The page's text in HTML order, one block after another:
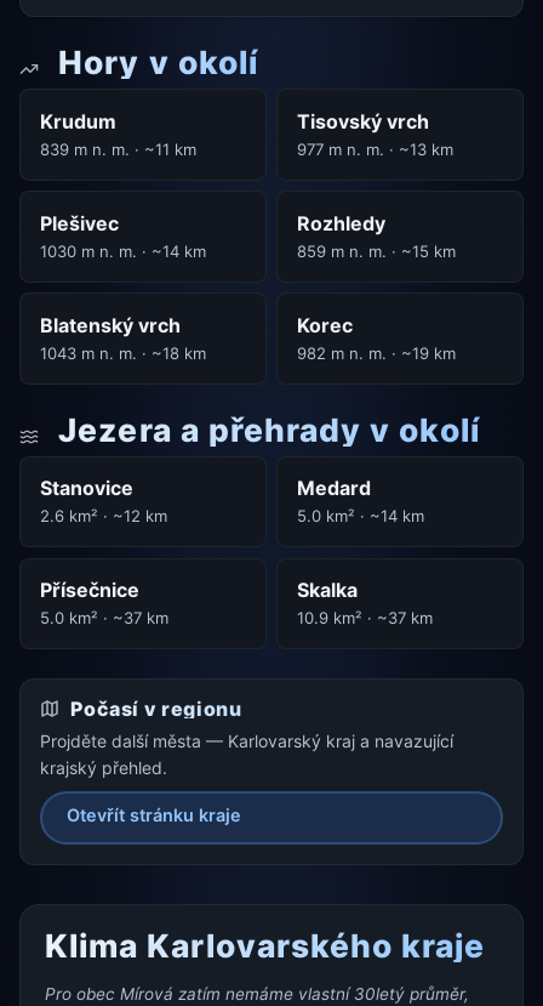
Hory v okolí
Krudum
839 m n. m. · ~11 km
Tisovský vrch
977 m n. m. · ~13 km
Plešivec
1030 m n. m. · ~14 km
Rozhledy
859 m n. m. · ~15 km
Blatenský vrch
1043 m n. m. · ~18 km
Korec
982 m n. m. · ~19 km
Jezera a přehrady v okolí
Stanovice
2.6 km² · ~12 km
Medard
5.0 km² · ~14 km
Přísečnice
5.0 km² · ~37 km
Skalka
10.9 km² · ~37 km
Počasí v regionu
Projděte další města — Karlovarský kraj a navazující
krajský přehled.
Otevřít stránku kraje
Klima Karlovarského kraje
Pro obec Mírová zatím nemáme vlastní 30letý průměr,